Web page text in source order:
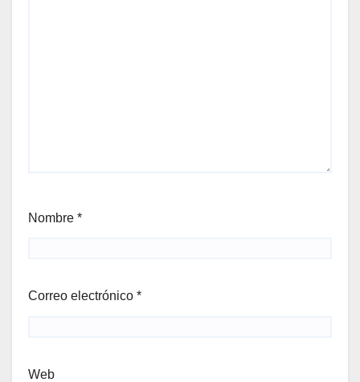
Nombre *
Correo electrónico *
Web